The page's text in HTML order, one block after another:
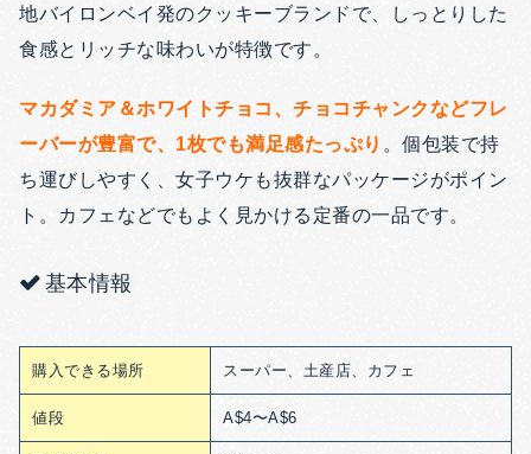
地バイロンベイ発のクッキーブランドで、しっとりした
食感とリッチな味わいが特徴です。
マカダミア＆ホワイトチョコ、チョコチャンクなどフレ
ーバーが豊富で、1枚でも満足感たっぷり 。個包装で持
ち運びしやすく、女子ウケも抜群なパッケージがポイン
ト。カフェなどでもよく見かける定番の一品です。
基本情報
購入できる場所 スーパー、土産店、カフェ
値段 A$4〜A$6